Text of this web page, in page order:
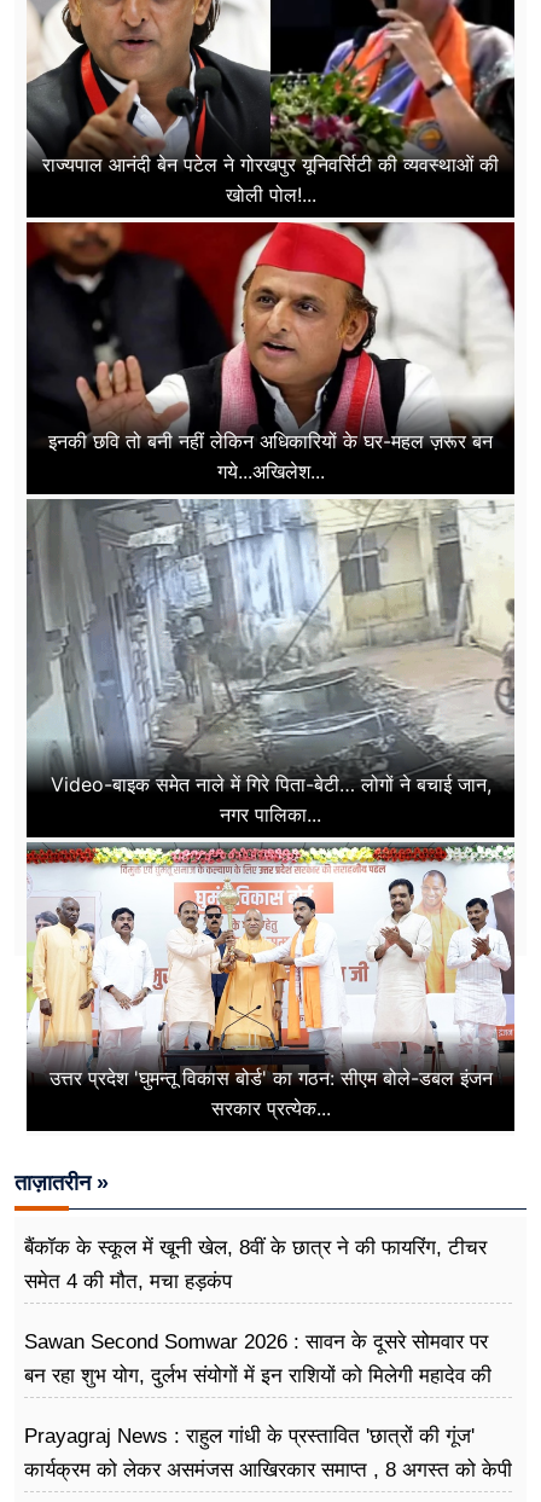
राज्यपाल आनंदी बेन पटेल ने गोरखपुर यूनिवर्सिटी की व्यवस्थाओं की
खोली पोल!...
इनकी छवि तो बनी नहीं लेकिन अधिकारियों के घर-महल ज़रूर बन
गये...अखिलेश...
Video-बाइक समेत नाले में गिरे पिता-बेटी… लोगों ने बचाई जान,
नगर पालिका...
उत्तर प्रदेश 'घुमन्तू विकास बोर्ड' का गठन: सीएम बोले-डबल इंजन
सरकार प्रत्येक...
ताज़ातरीन »
बैंकॉक के स्कूल में खूनी खेल, 8वीं के छात्र ने की फायरिंग, टीचर
समेत 4 की मौत, मचा हड़कंप
Sawan Second Somwar 2026 : सावन के दूसरे सोमवार पर
बन रहा शुभ योग, दुर्लभ संयोगों में इन राशियों को मिलेगी महादेव की
Prayagraj News : राहुल गांधी के प्रस्तावित 'छात्रों की गूंज'
कार्यक्रम को लेकर असमंजस आखिरकार समाप्त , 8 अगस्त को केपी